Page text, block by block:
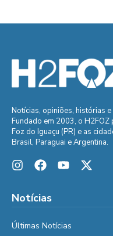
Notícias, opiniões, histórias
Fundado em 2003, o
Foz do Iguaçu (PR) e as
Brasil, Paraguai e Argentina.
Notícias
Últimas Notícias